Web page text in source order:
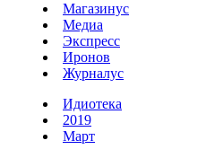
Магазинус
Медиа
Экспресс
Иронов
Журналус
Идиотека
2019
Март